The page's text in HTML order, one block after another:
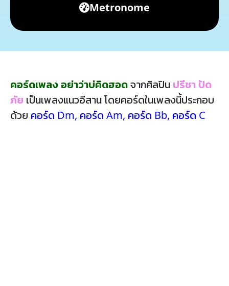
Metronome
คอร์ดเพลง อย่าว่าบ่คิดฮอดจากศิลปิน ปรีชา ปัด
ภัย เป็นเพลงแนวอีสาน โดยคอร์ดในเพลงนี้ประกอบ
ด้วย คอร์ด Dm, คอร์ด Am, คอร์ด Bb, คอร์ด C